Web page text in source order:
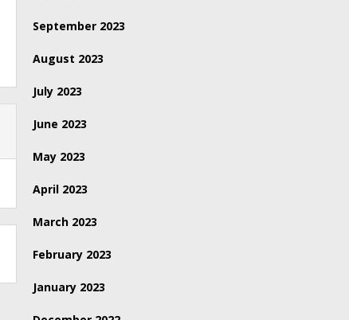
September 2023
August 2023
July 2023
June 2023
May 2023
April 2023
March 2023
February 2023
January 2023